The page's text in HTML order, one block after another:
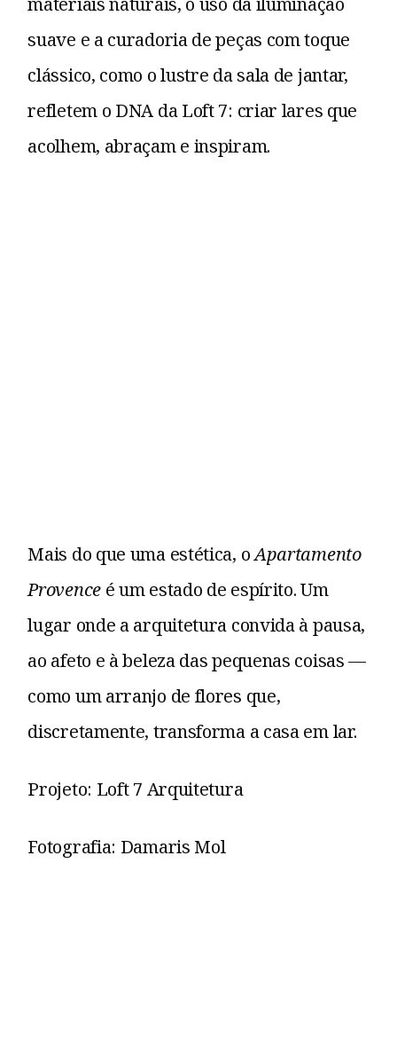
suave e a curadoria de peças com toque
clássico, como o lustre da sala de jantar,
refletem o DNA da Loft 7: criar lares que
acolhem, abraçam e inspiram.
Mais do que uma estética, oApartamento
Provenceé um estado de espírito. Um
lugar onde a arquitetura convida à pausa,
ao afeto e à beleza das pequenas coisas —
como um arranjo de flores que,
discretamente, transforma a casa em lar.
Projeto: Loft 7 Arquitetura
Fotografia: Damaris Mol